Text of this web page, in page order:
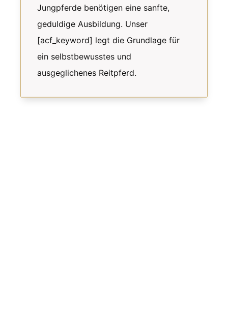
Jungpferde benötigen eine sanfte,
geduldige Ausbildung. Unser
[acf_keyword] legt die Grundlage für
ein selbstbewusstes und
ausgeglichenes Reitpferd.